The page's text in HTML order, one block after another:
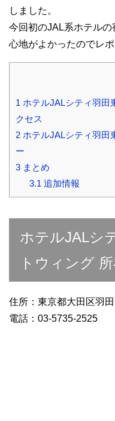
しました。
今回初のJAL系ホテル
心地がよかったのでレ
1 ホテルJALシティ羽田
クセス
2 ホテルJALシティ羽田
ー
3 まとめ
3.1 追加情報
ホテルJALシ
トウィング
住所：東京都大田区羽
電話：03-5735-2525